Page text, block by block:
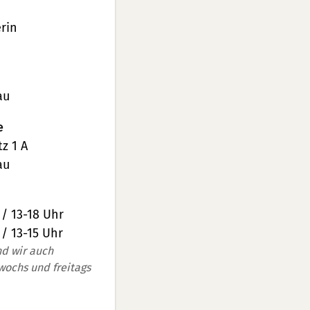
1 A
13-18 Uhr
13-15 Uhr
wir auch
und freitags